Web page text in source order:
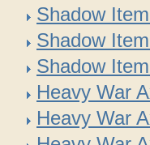
Shadow
Shadow
Shadow
Heavy War
Heavy War